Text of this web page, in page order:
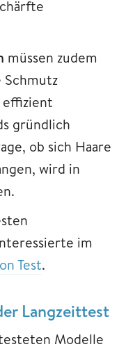
müssen zudem
Schmutz
effizient
gründlich
ob sich Haare
wird in
im
Test.
Langzeittest
Modelle